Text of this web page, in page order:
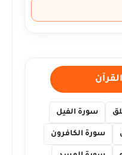
سورة الفيل
سورة الكافرون